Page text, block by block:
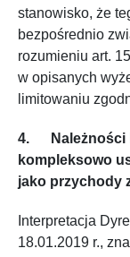
stanowisko, że
bezpośrednio
rozumieniu art.
w opisanych
limitowaniu
4. Należności
kompleksowo
jako przychody
Interpretacja
18.01.2019 r.,